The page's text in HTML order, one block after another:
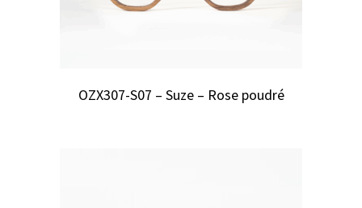
OZX307-S07 – Suze – Rose poudré